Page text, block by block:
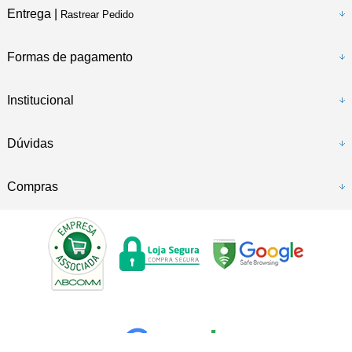
Entrega | Rastrear Pedido
Formas de pagamento
Institucional
Dúvidas
Compras